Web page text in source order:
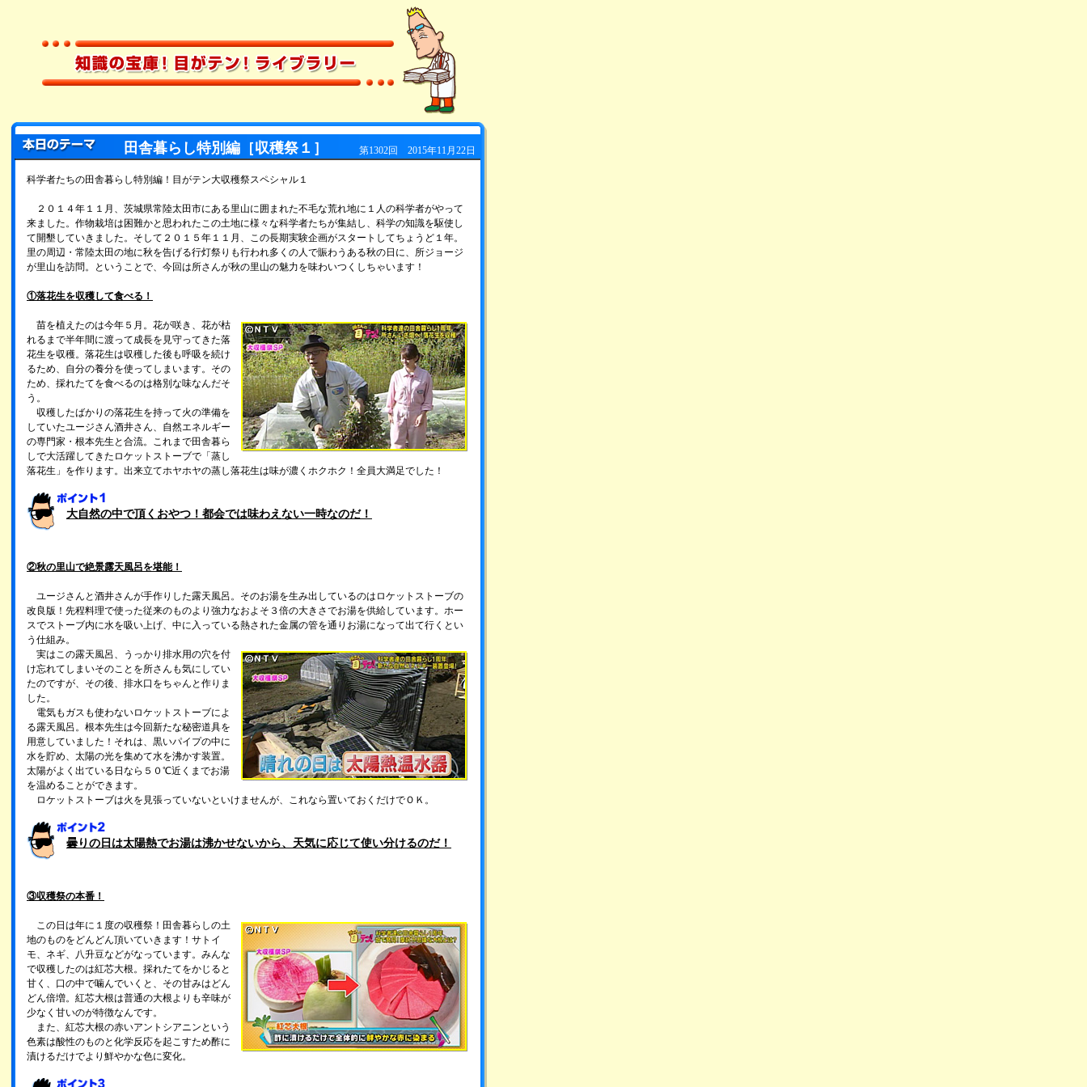
田舎暮らし特別編［収穫祭１］ 第1302回 2015年11月22日
科学者たちの田舎暮らし特別編！目がテン大収穫祭スペシャル１
２０１４年１１月、茨城県常陸太田市にある里山に囲まれた不毛な荒れ地に１人の科学者がやって
来ました。作物栽培は困難かと思われたこの土地に様々な科学者たちが集結し、科学の知識を駆使し
て開墾していきました。そして２０１５年１１月、この長期実験企画がスタートしてちょうど１年。
里の周辺・常陸太田の地に秋を告げる行灯祭りも行われ多くの人で賑わうある秋の日に、所ジョージ
が里山を訪問。ということで、今回は所さんが秋の里山の魅力を味わいつくしちゃいます！
①落花生を収穫して食べる！
苗を植えたのは今年５月。花が咲き、花が枯
れるまで半年間に渡って成長を見守ってきた落
花生を収穫。落花生は収穫した後も呼吸を続け
るため、自分の養分を使ってしまいます。その
ため、採れたてを食べるのは格別な味なんだそ
う。
収穫したばかりの落花生を持って火の準備を
していたユージさん酒井さん、自然エネルギー
の専門家・根本先生と合流。これまで田舎暮ら
しで大活躍してきたロケットストーブで「蒸し
落花生」を作ります。出来立てホヤホヤの蒸し落花生は味が濃くホクホク！全員大満足でした！
大自然の中で頂くおやつ！都会では味わえない一時なのだ！
②秋の里山で絶景露天風呂を堪能！
ユージさんと酒井さんが手作りした露天風呂。そのお湯を生み出しているのはロケットストーブの
改良版！先程料理で使った従来のものより強力なおよそ３倍の大きさでお湯を供給しています。ホー
スでストーブ内に水を吸い上げ、中に入っている熱された金属の管を通りお湯になって出て行くとい
う仕組み。
実はこの露天風呂、うっかり排水用の穴を付
け忘れてしまいそのことを所さんも気にしてい
たのですが、その後、排水口をちゃんと作りま
した。
電気もガスも使わないロケットストーブによ
る露天風呂。根本先生は今回新たな秘密道具を
用意していました！それは、黒いパイプの中に
水を貯め、太陽の光を集めて水を沸かす装置。
太陽がよく出ている日なら５０℃近くまでお湯
を温めることができます。
ロケットストーブは火を見張っていないといけませんが、これなら置いておくだけでＯＫ。
曇りの日は太陽熱でお湯は沸かせないから、天気に応じて使い分けるのだ！
③収穫祭の本番！
この日は年に１度の収穫祭！田舎暮らしの土
地のものをどんどん頂いていきます！サトイ
モ、ネギ、八升豆などがなっています。みんな
で収穫したのは紅芯大根。採れたてをかじると
甘く、口の中で噛んでいくと、その甘みはどん
どん倍増。紅芯大根は普通の大根よりも辛味が
少なく甘いのが特徴なんです。
また、紅芯大根の赤いアントシアニンという
色素は酸性のものと化学反応を起こすため酢に
漬けるだけでより鮮やかな色に変化。